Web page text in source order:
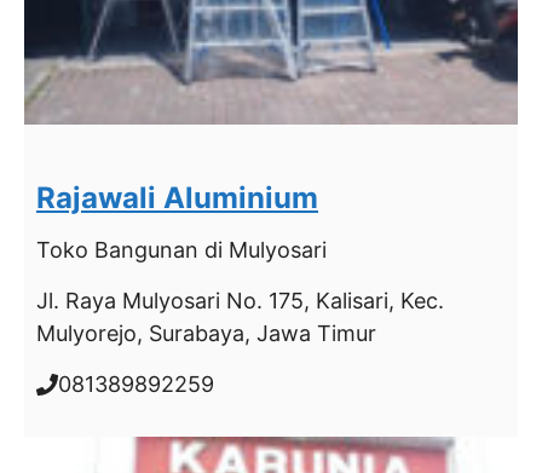
Rajawali Aluminium
Toko Bangunan di Mulyosari
Jl. Raya Mulyosari No. 175, Kalisari, Kec.
Mulyorejo, Surabaya, Jawa Timur
081389892259